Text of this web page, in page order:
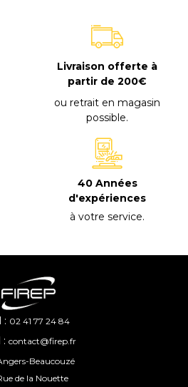
Livraison offerte à
partir de 200€
ou retrait en magasin
possible.
40 Années
d'expériences
à votre service.
: 02 41 77 24 84
: contact@firep.fr
Beaucouzé
de la Nouette